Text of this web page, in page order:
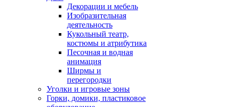
Декорации и мебель
Изобразительная
деятельность
Кукольный театр,
костюмы и атрибутика
Песочная и водная
анимация
Ширмы и
перегородки
Уголки и игровые зоны
Горки, домики, пластиковое